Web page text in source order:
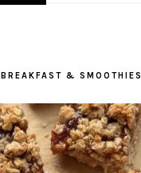
BREAKFAST & SMOOTHIES